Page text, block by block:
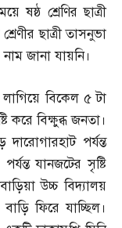
ষষ্ঠ শ্রেণির ছাত্রী
ছাত্রী তাসনুভা
জানা যায়নি।
বিকেল ৫ টা
করে বিক্ষুব্ধ জনতা।
পর্যন্ত
যানজটের সৃষ্টি
উচ্চ বিদ্যালয়
ফিরে যাচ্ছিল।